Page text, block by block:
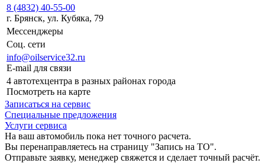
8 (4832) 40-55-00
г. Брянск, ул. Кубяка, 79
Мессенджеры
Соц. сети
info@oilservice32.ru
E-mail для связи
4 автотехцентра в разных районах города
Посмотреть на карте
Записаться на сервис
Специальные предложения
Услуги сервиса
На ваш автомобиль пока нет точного расчета.
Вы перенаправляетесь на страницу "Запись на ТО".
Отправьте заявку, менеджер свяжется и сделает точный расчёт.